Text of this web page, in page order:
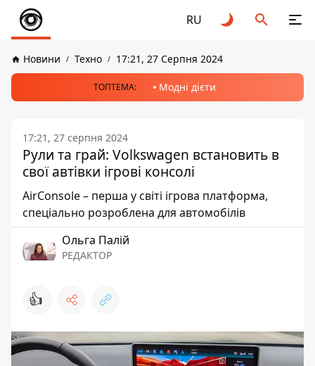
RU
Новини Техно 17:21, 27 Серпня 2024
ТОПТЕМА: Модні дієти
17:21, 27 серпня 2024
Рули та грай: Volkswagen встановить в
свої автівки ігрові консолі
AirConsole – перша у світі ігрова платформа,
спеціально розроблена для автомобілів
Ольга Палій
РЕДАКТОР
👍